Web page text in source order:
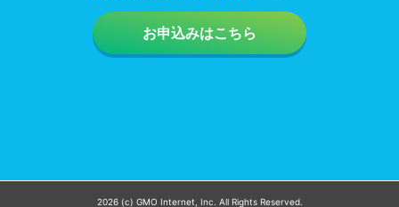
お申込みはこちら
2026 (c) GMO Internet, Inc. All Rights Reserved.